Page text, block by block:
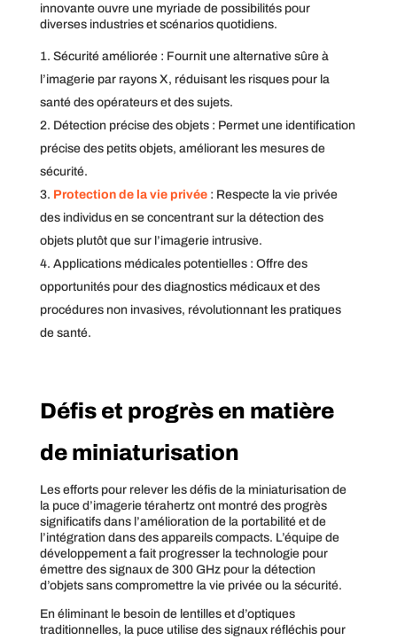
innovante ouvre une myriade de possibilités pour
diverses industries et scénarios quotidiens.
Sécurité améliorée : Fournit une alternative sûre à
l’imagerie par rayons X, réduisant les risques pour la
santé des opérateurs et des sujets.
Détection précise des objets : Permet une identification
précise des petits objets, améliorant les mesures de
sécurité.
Protection de la vie privée: Respecte la vie privée
des individus en se concentrant sur la détection des
objets plutôt que sur l’imagerie intrusive.
Applications médicales potentielles : Offre des
opportunités pour des diagnostics médicaux et des
procédures non invasives, révolutionnant les pratiques
de santé.
Défis et progrès en matière
de miniaturisation
Les efforts pour relever les défis de la miniaturisation de
la puce d’imagerie térahertz ont montré des progrès
significatifs dans l’amélioration de la portabilité et de
l’intégration dans des appareils compacts. L’équipe de
développement a fait progresser la technologie pour
émettre des signaux de 300 GHz pour la détection
d’objets sans compromettre la vie privée ou la sécurité.
En éliminant le besoin de lentilles et d’optiques
traditionnelles, la puce utilise des signaux réfléchis pour